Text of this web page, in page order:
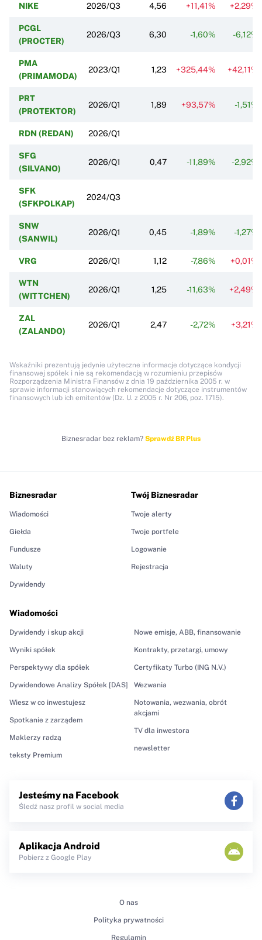
NIKE 2026/Q3 4,56 +11,41% +2,29%
PCGL
(PROCTER)
2026/Q3 6,30 -1,60% -6,12%
PMA
(PRIMAMODA)
2023/Q1 1,23 +325,44% +42,11%
PRT
(PROTEKTOR)
2026/Q1 1,89 +93,57% -1,51%
RDN (REDAN) 2026/Q1
SFG
(SILVANO)
2026/Q1 0,47 -11,89% -2,92%
SFK
(SFKPOLKAP)
2024/Q3
SNW
(SANWIL)
2026/Q1 0,45 -1,89% -1,27%
VRG 2026/Q1 1,12 -7,86% +0,01%
WTN
(WITTCHEN)
2026/Q1 1,25 -11,63% +2,49%
ZAL
(ZALANDO)
2026/Q1 2,47 -2,72% +3,21%
Wskaźniki prezentują jedynie użyteczne informacje dotyczące kondycji
finansowej spółek i nie są rekomendacją w rozumieniu przepisów
Rozporządzenia Ministra Finansów z dnia 19 października 2005 r. w
sprawie informacji stanowiących rekomendacje dotyczące instrumentów
finansowych lub ich emitentów (Dz. U. z 2005 r. Nr 206, poz. 1715).
Biznesradar bez reklam? Sprawdź BR Plus
Biznesradar
Wiadomości
Giełda
Fundusze
Waluty
Dywidendy
Wiadomości
Dywidendy i skup akcji
Wyniki spółek
Perspektywy dla spółek
Dywidendowe Analizy Spółek [DAS]
Wiesz w co inwestujesz
Spotkanie z zarządem
Maklerzy radzą
teksty Premium
Nowe emisje, ABB, finansowanie
Kontrakty, przetargi, umowy
Certyfikaty Turbo (ING N.V.)
Wezwania
Notowania, wezwania, obrót
akcjami
TV dla inwestora
newsletter
Twój Biznesradar
Twoje alerty
Twoje portfele
Logowanie
Rejestracja
Jesteśmy na Facebook
Śledź nasz profil w social media
Aplikacja Android
Pobierz z Google Play
O nas
Polityka prywatności
Regulamin